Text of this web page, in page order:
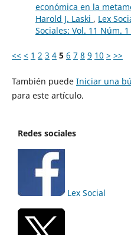
económica en la
Harold J. Laski , Lex
Sociales: Vol. 11 Núm.
<< < 1 2 3 4 5 6 7 8 9 10 > >>
También puede Iniciar una
para este artículo.
Redes sociales
Lex Social